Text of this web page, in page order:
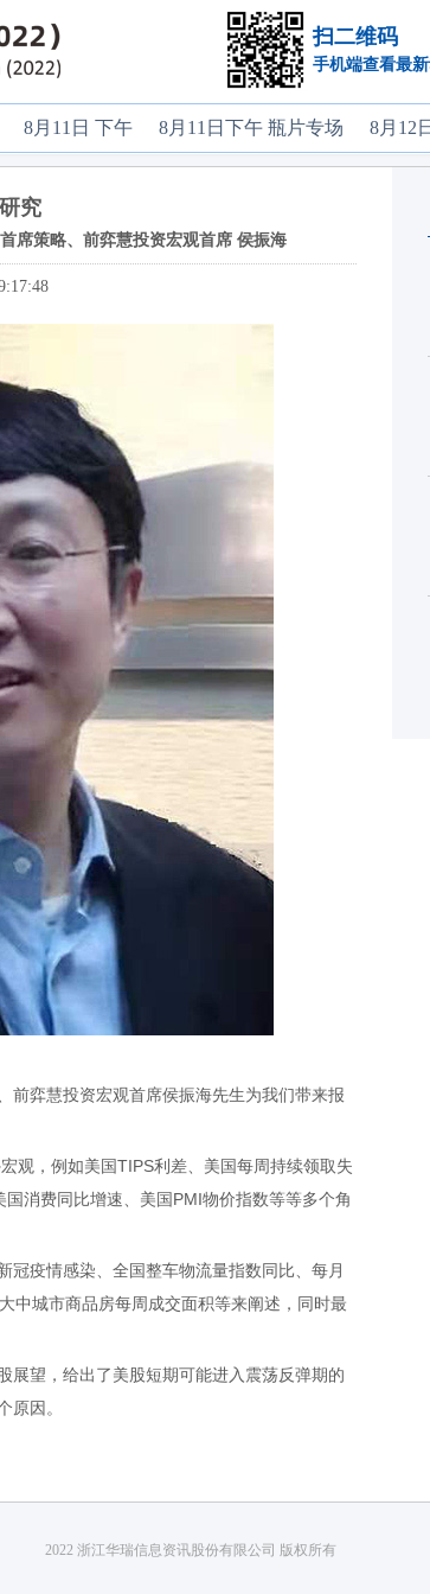
扫二维码
手机端查看最
8月11日 下午 8月11日下午 瓶片专场 8月12
究
席策略、前弈慧投资宏观首席 侯振海
弈慧投资宏观首席侯振海先生为我们带来报
，例如美国TIPS利差、美国每周持续领取失
消费同比增速、美国PMI物价指数等等多个角
疫情感染、全国整车物流量指数同比、每月
中城市商品房每周成交面积等来阐述，同时最
望，给出了美股短期可能进入震荡反弹期的
原因。
2022 浙江华瑞信息资讯股份有限公司 版权所有